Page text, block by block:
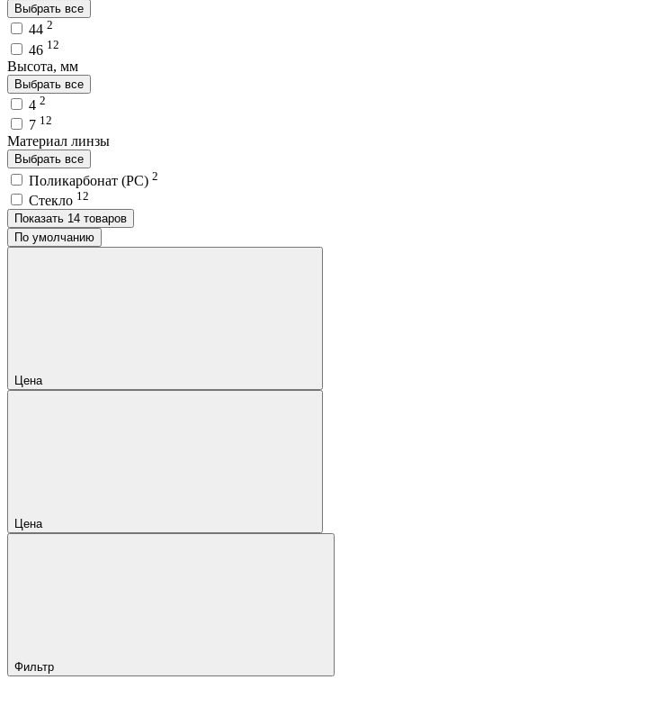
Выбрать все
44 2
46 12
Высота, мм
Выбрать все
4 2
7 12
Материал линзы
Выбрать все
Поликарбонат (PC) 2
Стекло 12
Показать 14 товаров
По умолчанию
Цена
Цена
Фильтр